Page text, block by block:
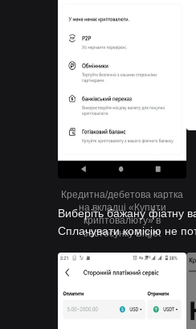
Кредитна/дебетова картка
на вкладці «Купити
криптовалюту» в
застосунку Bitget
Виберіть бажану фіатну
Сплачувати комісію не